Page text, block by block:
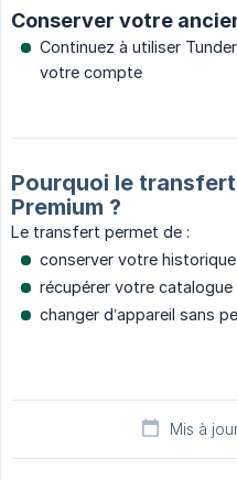
Conserver votre
Continuez à utiliser
votre compte
Pourquoi le
Premium ?
Le transfert permet de :
conserver votre
récupérer votre
changer d’appareil sans
Mis à